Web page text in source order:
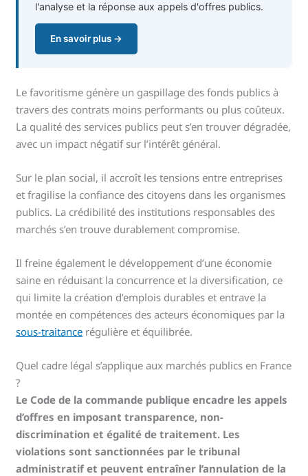
l'analyse et la réponse aux appels d'offres publics.
En savoir plus →
Le favoritisme génère un gaspillage des fonds publics à
travers des contrats moins performants ou plus coûteux.
La qualité des services publics peut s’en trouver dégradée,
avec un impact négatif sur l’intérêt général.
Sur le plan social, il accroît les tensions entre entreprises
et fragilise la confiance des citoyens dans les organismes
publics. La crédibilité des institutions responsables des
marchés s’en trouve durablement compromise.
Il freine également le développement d’une économie
saine en réduisant la concurrence et la diversification, ce
qui limite la création d’emplois durables et entrave la
montée en compétences des acteurs économiques par la
sous-traitance régulière et équilibrée.
Quel cadre légal s’applique aux marchés publics en France
?
Le Code de la commande publique encadre les appels
d’offres en imposant transparence, non-
discrimination et égalité de traitement. Les
violations sont sanctionnées par le tribunal
administratif et peuvent entraîner l’annulation de la